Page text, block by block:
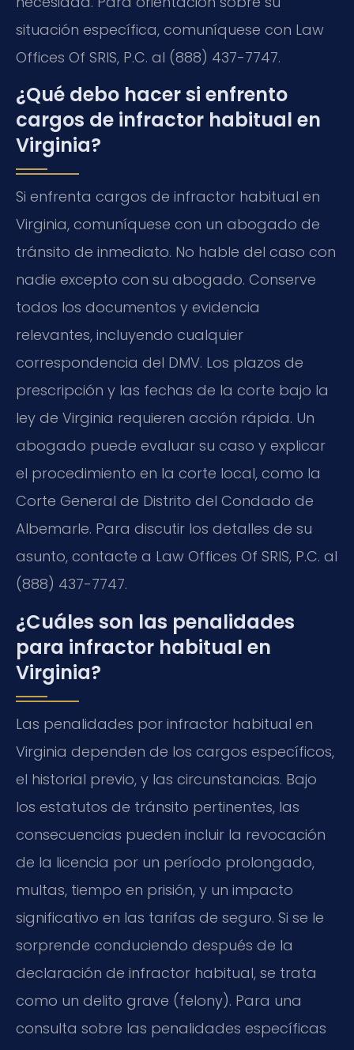
situación específica, comuníquese con Law
Offices Of SRIS, P.C. al (888) 437-7747.
¿Qué debo hacer si enfrento
cargos de infractor habitual en
Virginia?
Si enfrenta cargos de infractor habitual en
Virginia, comuníquese con un abogado de
tránsito de inmediato. No hable del caso con
nadie excepto con su abogado. Conserve
todos los documentos y evidencia
relevantes, incluyendo cualquier
correspondencia del DMV. Los plazos de
prescripción y las fechas de la corte bajo la
ley de Virginia requieren acción rápida. Un
abogado puede evaluar su caso y explicar
el procedimiento en la corte local, como la
Corte General de Distrito del Condado de
Albemarle. Para discutir los detalles de su
asunto, contacte a Law Offices Of SRIS, P.C. al
(888) 437-7747.
¿Cuáles son las penalidades
para infractor habitual en
Virginia?
Las penalidades por infractor habitual en
Virginia dependen de los cargos específicos,
el historial previo, y las circunstancias. Bajo
los estatutos de tránsito pertinentes, las
consecuencias pueden incluir la revocación
de la licencia por un período prolongado,
multas, tiempo en prisión, y un impacto
significativo en las tarifas de seguro. Si se le
sorprende conduciendo después de la
declaración de infractor habitual, se trata
como un delito grave (felony). Para una
consulta sobre las penalidades específicas